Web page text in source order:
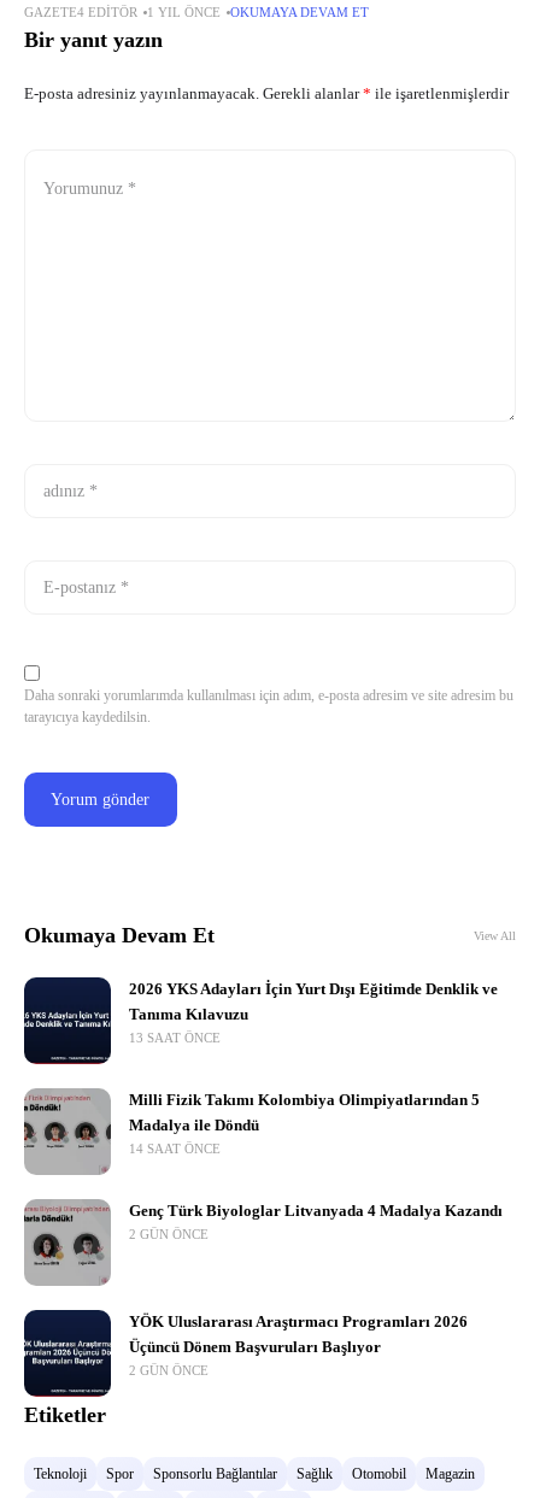
sağlanıyor. Aaro, bu alanlarda sunduğu web tabanlı çözümlerle işletmelerin
süreçlerini kolaylaştırıyor
GAZETE4 EDITÖR 1 YIL ÖNCE OKUMAYA DEVAM ET
Bir yanıt yazın
E-posta adresiniz yayınlanmayacak. Gerekli alanlar* ile işaretlenmişlerdir
Daha sonraki yorumlarımda kullanılması için adım, e-posta adresim ve site adresim bu
tarayıcıya kaydedilsin.
Okumaya Devam Et View All
2026 YKS Adayları İçin Yurt Dışı Eğitimde Denklik ve
Tanıma Kılavuzu
13 SAAT ÖNCE
Milli Fizik Takımı Kolombiya Olimpiyatlarından 5
Madalya ile Döndü
14 SAAT ÖNCE
Genç Türk Biyologlar Litvanyada 4 Madalya Kazandı
2 GÜN ÖNCE
YÖK Uluslararası Araştırmacı Programları 2026
Üçüncü Dönem Başvuruları Başlıyor
2 GÜN ÖNCE
Etiketler
Teknoloji Spor Sponsorlu Bağlantılar Sağlık Otomobil
Magazin